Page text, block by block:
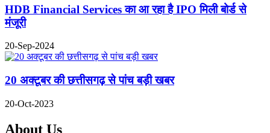
HDB Financial Services का आ रहा है IPO मिली बोर्ड से
मंजूरी
20-Sep-2024
20 अक्टूबर की छत्तीसगढ़ से पांच बड़ी खबर
20-Oct-2023
About Us